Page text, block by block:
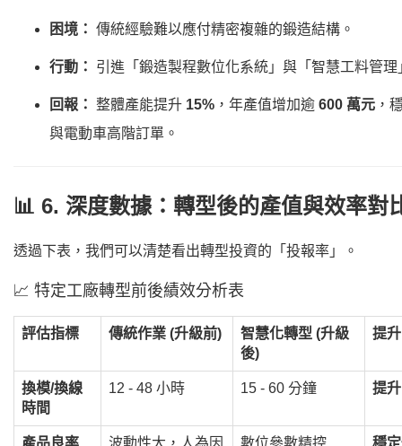
困境： 傳統經驗難以應付精密複雜的鍛造結構。
行動： 引進「鍛造製程數位化系統」與「智慧工料管理
回報： 整體產能提升 15% ，年產值增加逾 600 萬元 ，
與電動車高階訂單。
📊 6. 深度數據：轉型後的產值與效率對
透過下表，我們可以清楚看出轉型投資的「投報率」。
📈 特定工廠轉型前後績效分析表
評估指標 傳統作業 (升級前)
智慧化轉型 (升級
後)
提
換模/換線
時間
12 - 48 小時 15 - 60 分鐘 提
產品良率
波動性大，人為因
數位參數精控 穩